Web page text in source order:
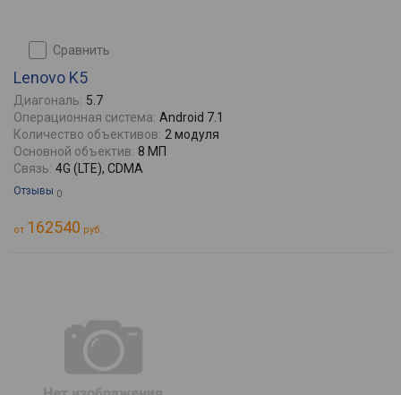
сравнить
Lenovo K5
Диагональ: 5.7
Операционная система: Android 7.1
Количество объективов: 2 модуля
Основной объектив: 8 МП
Связь: 4G (LTE), CDMA
Отзывы 0
от 162540 руб.